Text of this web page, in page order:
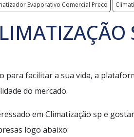
Evaporativo Comercial Preço
para facilitar a sua vida, a
do mercado.
em Climatização sp e
logo abaixo: